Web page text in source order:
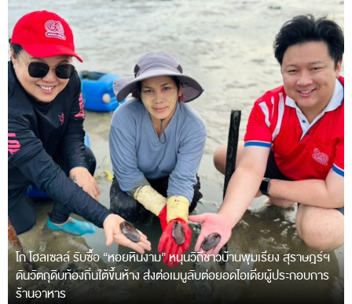
โก โฮลเซลล์ รับซื้อ “หอยหินงาม” หนุนวิถีชาวบ้านพุมเรียง สุราษฎร์ฯ
ดันวัตถุดิบท้องถิ่นใต้ขึ้นห้าง ส่งต่อเมนูลับต่อยอดไอเดียผู้ประกอบการ
ร้านอาหาร